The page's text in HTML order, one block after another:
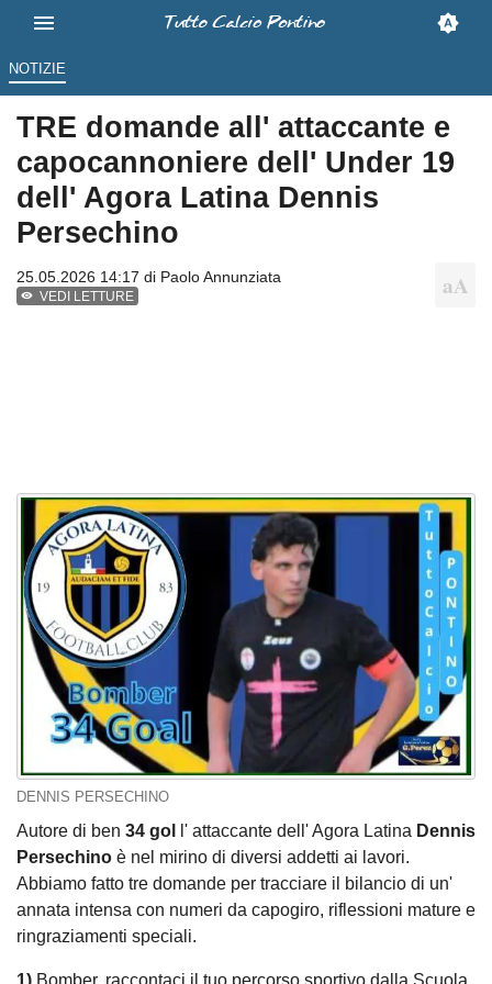
NOTIZIE
TRE domande all' attaccante e
capocannoniere dell' Under 19
dell' Agora Latina Dennis
Persechino
25.05.2026 14:17 di Paolo Annunziata
VEDI LETTURE
DENNIS PERSECHINO
Autore di ben 34 gol l' attaccante dell' Agora Latina Dennis
Persechino è nel mirino di diversi addetti ai lavori.
Abbiamo fatto tre domande per tracciare il bilancio di un'
annata intensa con numeri da capogiro, riflessioni mature e
ringraziamenti speciali.
1) Bomber, raccontaci il tuo percorso sportivo dalla Scuola